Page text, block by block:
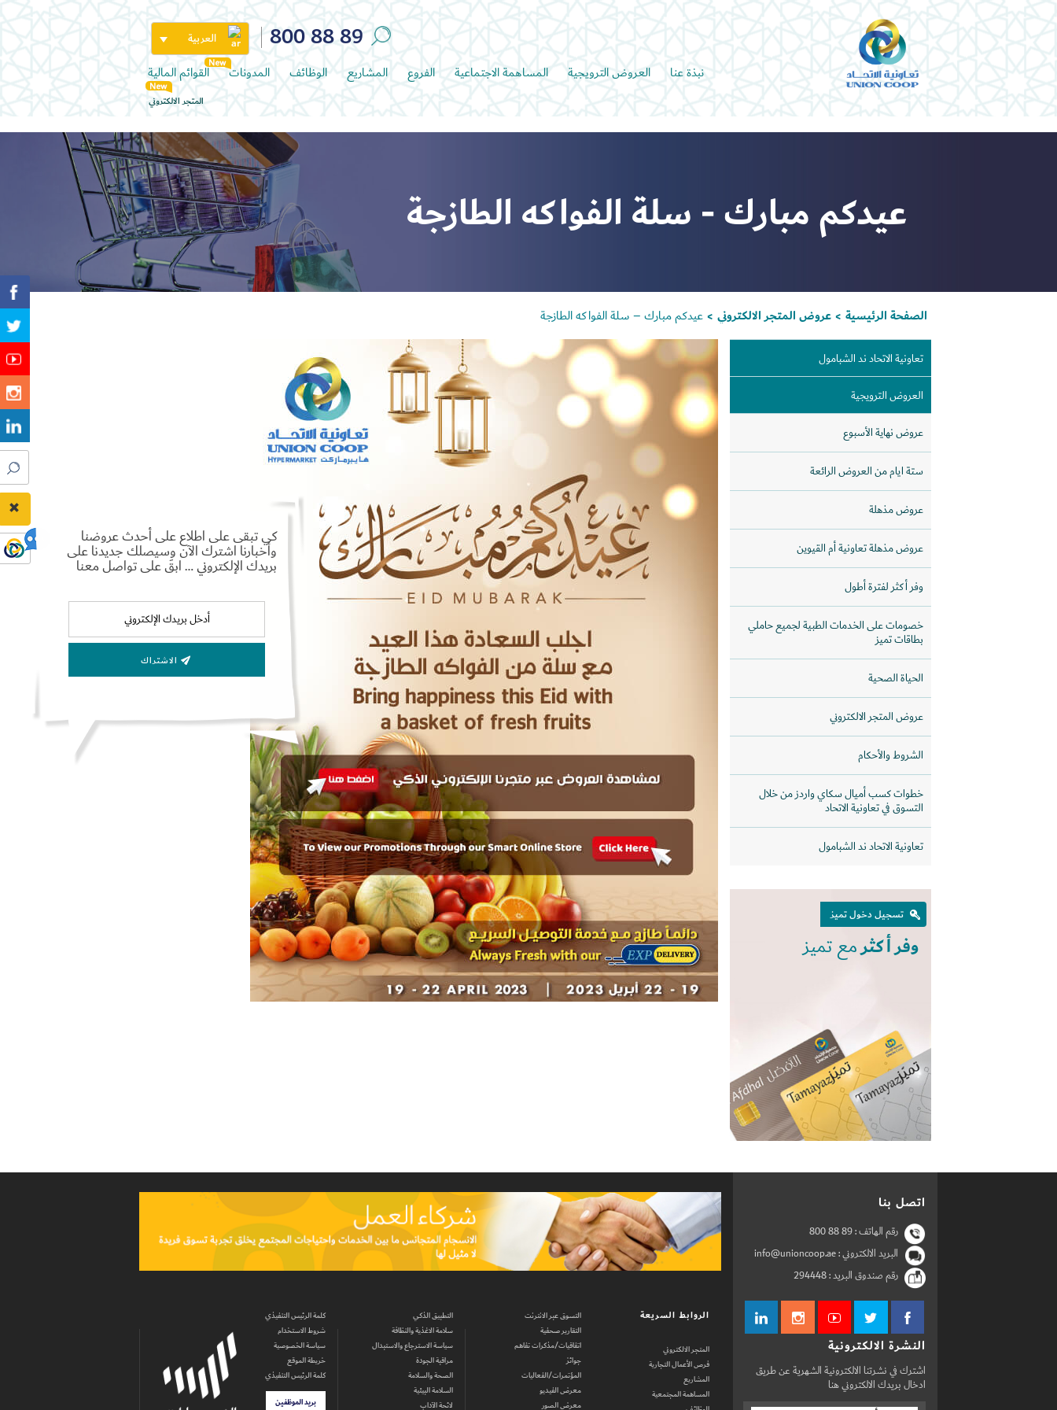
800 88 89 العربية
نبذة عنا العروض الترويجية المساهمة الاجتماعية الفروع المشاريع الوظائف المدونات القوائم المالية
المتجر الالكتروني
عيدكم مبارك - سلة الفواكه الطازجة
الصفحة الرئيسية > عروض المتجر الالكتروني > عيدكم مبارك – سلة الفواكه الطازجة
تعاونية الاتحاد ند الشبامول
العروض الترويجية
عروض نهاية الأسبوع
ستة ايام من العروض الرائعة
عروض مذهلة
عروض مذهلة تعاونية أم القيوين
وفر أكثر لفترة أطول
خصومات على الخدمات الطبية لجميع حاملي
بطاقات تميز
الحياة الصحية
عروض المتجر الالكتروني
الشروط والأحكام
خطوات كسب أميال سكاي واردز من خلال
التسوق في تعاونية الاتحاد
تعاونية الاتحاد ند الشبامول
وفر أكثرمع تميز
تسجيل دخول تميز
اتصل بنا
رقم الهاتف :800 88 89
البريد الالكتروني : info@unioncoop.ae
رقم صندوق البريد :294448
النشرة الالكترونية
اشترك في نشرتنا الالكترونية الشهرية عن طريق
ادخال بريدك الالكتروني هنا
الروابط السريعة
المتجر الالكتروني
فرص الأعمال التجارية
المشاريع
المساهمة المجتمعية
التسوق عبر الانترنت
التقارير صحفية
اتفاقيات/مذكرات تفاهم
جوائز
المؤتمرات/الفعاليات
معرض الفيديو
معرض الصور
التطبيق الذكي
سلامة الاغذية والنظافة
سياسة الاسترجاع والاستبدال
مراقبة الجودة
الصحة والسلامة
السلامة البيئية
لائحة الآداب
كلمة الرئيس التنفيذي
شروط الاستخدام
سياسة الخصوصية
خريطة الموقع
كلمة الرئيس التنفيذي
بريد الموظفين
كي تبقى على اطلاع على أحدث عروضنا
وأخبارنا اشترك الآن وسيصلك جديدنا على
بريدك الإلكتروني … ابقَ على تواصل معنا
Set Youtube Channel ID